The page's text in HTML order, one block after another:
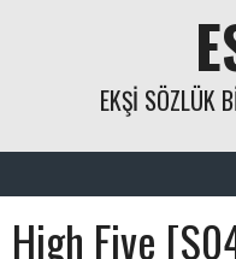
EKŞI SÖZLÜK
High Five